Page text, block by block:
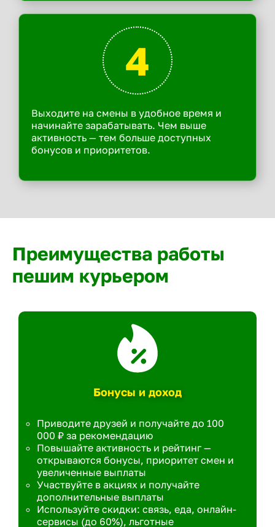
4
Выходите на смены в удобное время и
начинайте зарабатывать. Чем выше
активность — тем больше доступных
бонусов и приоритетов.
Преимущества работы
пешим курьером
Бонусы и доход
Приводите друзей и получайте до 100
000 ₽ за рекомендацию
Повышайте активность и рейтинг —
открываются бонусы, приоритет смен и
увеличенные выплаты
Участвуйте в акциях и получайте
дополнительные выплаты
Используйте скидки: связь, еда, онлайн-
сервисы (до 60%), льготные